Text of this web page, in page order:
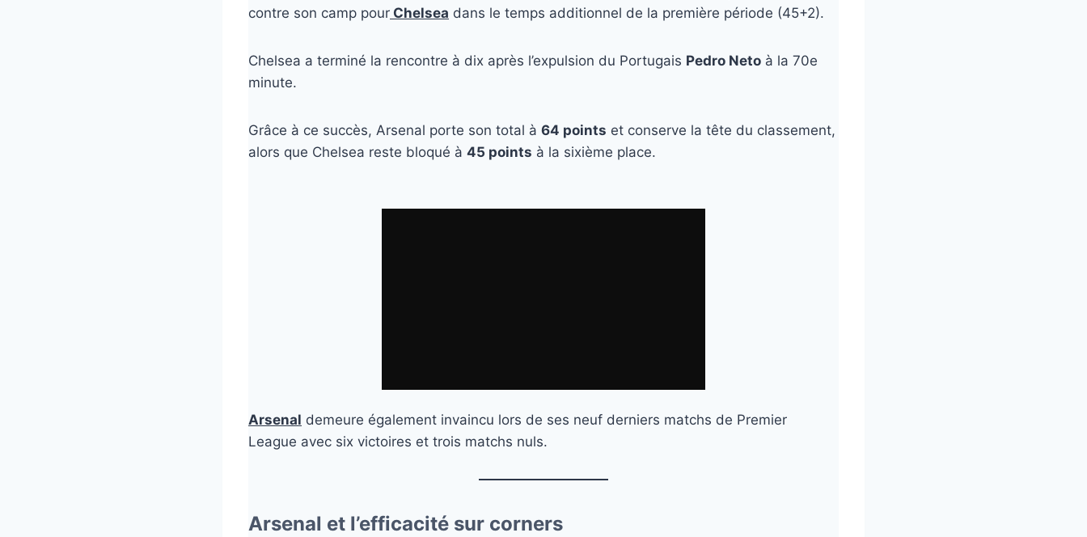
contre son camp pour Chelsea dans le temps additionnel de la première période (45+2).
Chelsea a terminé la rencontre à dix après l’expulsion du Portugais Pedro Neto à la 70e
minute.
Grâce à ce succès, Arsenal porte son total à 64 points et conserve la tête du classement,
alors que Chelsea reste bloqué à 45 points à la sixième place.
Arsenal demeure également invaincu lors de ses neuf derniers matchs de Premier
League avec six victoires et trois matchs nuls.
Arsenal et l’efficacité sur corners